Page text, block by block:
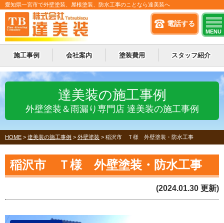
電話する
MENU
愛知県一宮市で外壁塗装、屋根塗装、防水工事のことなら達美装へ
施工事例 会社案内 塗装費用 スタッフ紹介
達美装の施工事例
外壁塗装＆雨漏り専門店 達美装の施工事例
HOME > 達美装の施工事例 > 外壁塗装 > 稲沢市 Ｔ様 外壁塗装・防水工事
稲沢市 Ｔ様 外壁塗装・防水工事
(2024.01.30 更新)